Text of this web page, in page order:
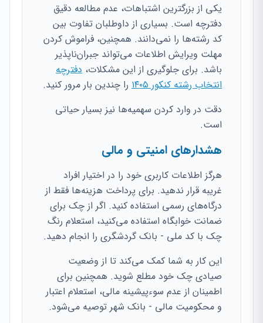
یکی از بزرگترین اشتباهات، عدم مطالعه دقیق
دفترچه است. بسیاری از داوطلبان تفاوت بین
کد رشته‌ها را نمی‌دانند. همچنین، فراموش کردن
مهلت ویرایش اطلاعات می‌تواند جبران‌ناپذیر
باشد. برای جلوگیری از این مشکلات، دفترچه
انتخاب رشته کنکور ۱۴۰۵
را چندین بار مرور کنید.
دقت در وارد کردن سهمیه‌ها نیز بسیار حیاتی
است.
هشدارهای امنیتی و مالی
هرگز اطلاعات کاربری خود را در اختیار افراد
غریبه قرار ندهید. برای پرداخت هزینه‌ها فقط از
درگاه‌های رسمی استفاده کنید. اگر از چک برای
ضمانت خوابگاه استفاده می‌کنید، استعلام رنگ
چک با کد ملی - بانک گردشگری را انجام دهید.
این کار به شما کمک می‌کند تا از وضعیت
صیادی چک خود مطلع شوید. همچنین برای
اطمینان از عدم سوءپیشینه مالی، استعلام اعتبار
و محکومیت مالی - بانک شهر توصیه می‌شود.